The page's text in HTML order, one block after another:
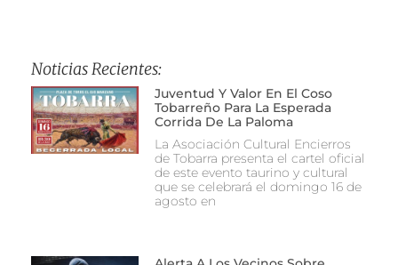
Noticias Recientes:
Juventud Y Valor En El Coso
Tobarreño Para La Esperada
Corrida De La Paloma
La Asociación Cultural Encierros
de Tobarra presenta el cartel oficial
de este evento taurino y cultural
que se celebrará el domingo 16 de
agosto en